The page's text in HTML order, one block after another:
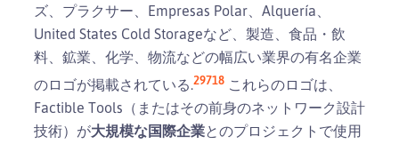
ズ、プラクサー、Empresas Polar、Alquería、
United States Cold Storageなど、製造、食品・飲
料、鉱業、化学、物流などの幅広い業界の有名企業
のロゴが掲載されている.29718 これらのロゴは、
Factible Tools（またはその前身のネットワーク設計
技術）が大規模な国際企業とのプロジェクトで使用